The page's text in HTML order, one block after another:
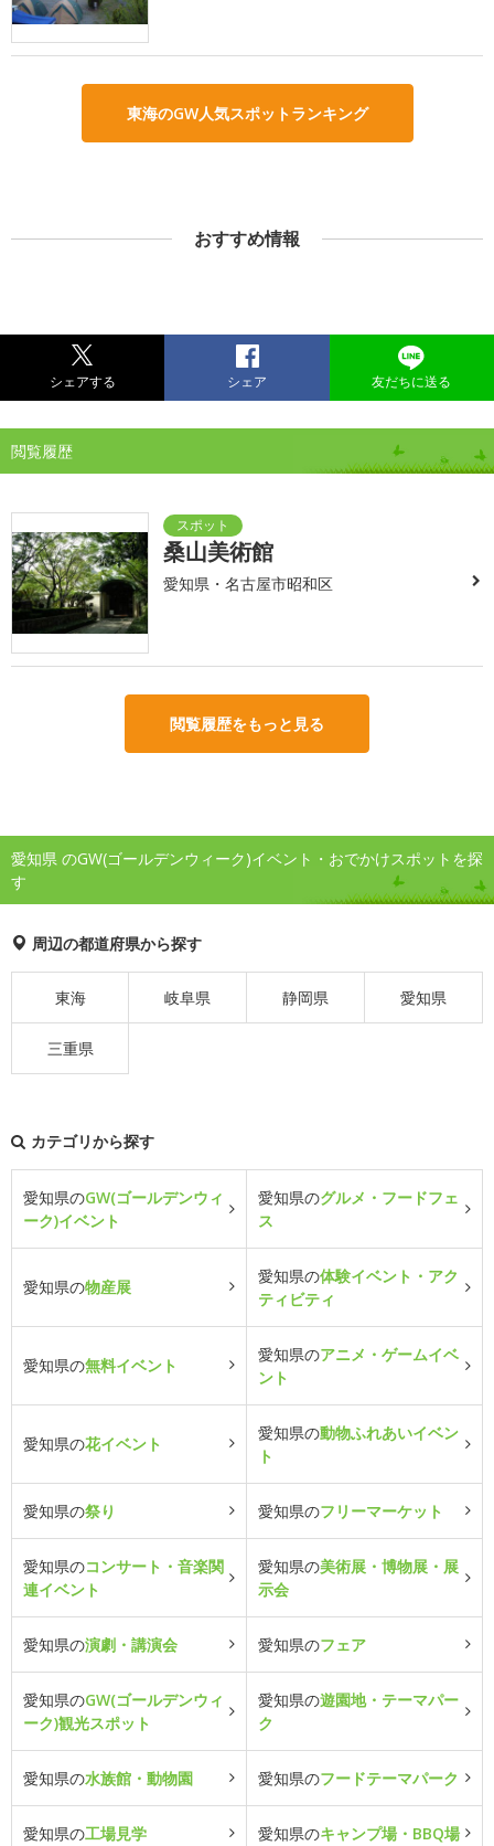
東海のGW人気スポットランキング
おすすめ情報
シェアする シェア 友だちに送る
閲覧履歴
桑山美術館
愛知県・名古屋市昭和区
閲覧履歴をもっと見る
愛知県 のGW(ゴールデンウィーク)イベント・おでかけスポットを探
す
周辺の都道府県から探す
東海 岐阜県 静岡県 愛知県
三重県
カテゴリから探す
愛知県のGW(ゴールデンウィ
ーク)イベント
愛知県のグルメ・フードフェ
ス
愛知県の物産展
愛知県の体験イベント・アク
ティビティ
愛知県の無料イベント
愛知県のアニメ・ゲームイベ
ント
愛知県の花イベント
愛知県の動物ふれあいイベン
ト
愛知県の祭り 愛知県のフリーマーケット
愛知県のコンサート・音楽関
連イベント
愛知県の美術展・博物展・展
示会
愛知県の演劇・講演会 愛知県のフェア
愛知県のGW(ゴールデンウィ
ーク)観光スポット
愛知県の遊園地・テーマパー
ク
愛知県の水族館・動物園 愛知県のフードテーマパーク
愛知県の工場見学 愛知県のキャンプ場・BBQ場